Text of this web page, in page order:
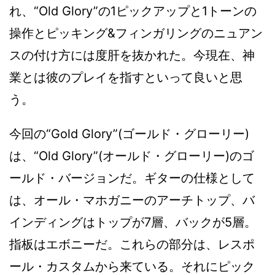
れ、“Old Glory”の1ピックアップと1トーンの
操作とピッキング&フィンガリングのニュアン
スの付け方には度肝を抜かれた。今現在、神
業とは彼のプレイを指すといって良いと思
う。
今回の“Gold Glory”(ゴールド・グローリー)
は、“Old Glory”(オールド・グローリー)のゴ
ールド・バージョンだ。ギターの仕様として
は、オール・マホガニーのアーチトップ、バ
インディングはトップが7層、バックが5層。
指板はエボニーだ。これらの部分は、レスポ
ール・カスタムから来ている。それにピック